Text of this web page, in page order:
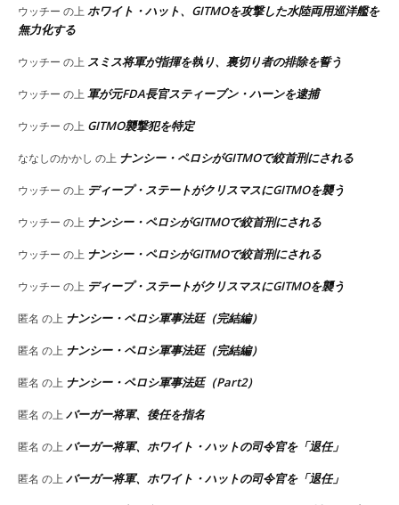
ウッチー の上ホワイト・ハット、GITMOを攻撃した水陸両用巡洋艦を
無力化する
ウッチー の上 スミス将軍が指揮を執り、裏切り者の排除を誓う
ウッチー の上軍が元FDA長官スティーブン・ハーンを逮捕
ウッチー の上 GITMO襲撃犯を特定
ななしのかかし の上 ナンシー・ペロシがGITMOで絞首刑にされる
ウッチー の上 ディープ・ステートがクリスマスにGITMOを襲う
ウッチー の上 ナンシー・ペロシがGITMOで絞首刑にされる
ウッチー の上 ナンシー・ペロシがGITMOで絞首刑にされる
ウッチー の上 ディープ・ステートがクリスマスにGITMOを襲う
匿名 の上 ナンシー・ペロシ軍事法廷（完結編）
匿名 の上 ナンシー・ペロシ軍事法廷（完結編）
匿名 の上 ナンシー・ペロシ軍事法廷（Part2）
匿名 の上バーガー将軍、後任を指名
匿名 の上バーガー将軍、ホワイト・ハットの司令官を「退任」
匿名 の上バーガー将軍、ホワイト・ハットの司令官を「退任」